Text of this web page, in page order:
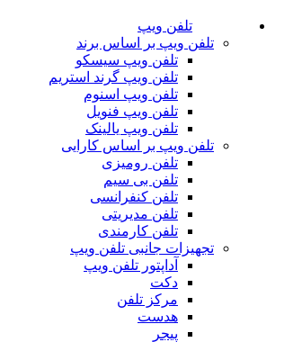
تلفن ویپ
تلفن ویپ بر اساس برند
تلفن ویپ سیسکو
تلفن ویپ گرند استریم
تلفن ویپ اسنوم
تلفن ویپ فنویل
تلفن ویپ یالینک
تلفن ویپ بر اساس کارایی
تلفن رومیزی
تلفن بی سیم
تلفن کنفرانسی
تلفن مدیریتی
تلفن کارمندی
تجهیزات جانبی تلفن ویپ
آداپتور تلفن ویپ
دکت
مرکز تلفن
هدست
پیجر